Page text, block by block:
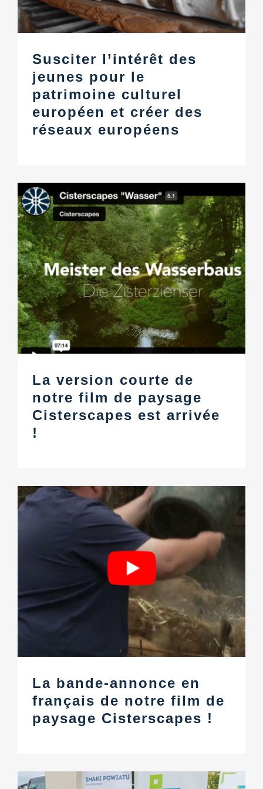
Susciter l’intérêt des
jeunes pour le
patrimoine culturel
européen et créer des
réseaux européens
La version courte de
notre film de paysage
Cisterscapes est arrivée
!
La bande-annonce en
français de notre film de
paysage Cisterscapes !